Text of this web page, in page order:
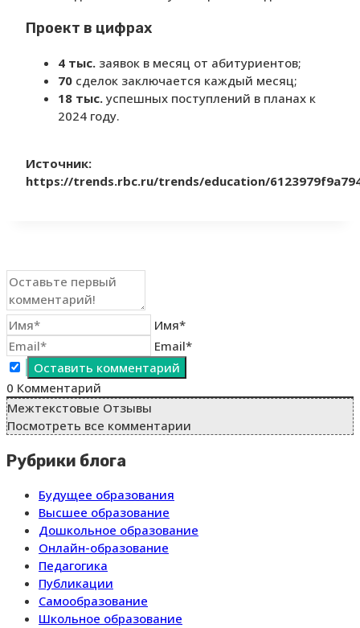
Проект в цифрах
4 тыс. заявок в месяц от абитуриентов;
70 сделок заключается каждый месяц;
18 тыс. успешных поступлений в планах к
2024 году.
Источник:
https://trends.rbc.ru/trends/education/
Имя*
Email*
0 Комментарий
Межтекстовые Отзывы
Посмотреть все комментарии
Рубрики блога
Будущее образования
Высшее образование
Дошкольное образование
Онлайн-образование
Педагогика
Публикации
Самообразование
Школьное образование